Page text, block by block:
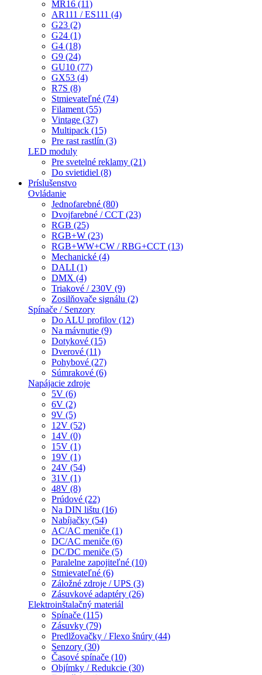
MR16 (11)
AR111 / ES111 (4)
G23 (2)
G24 (1)
G4 (18)
G9 (24)
GU10 (77)
GX53 (4)
R7S (8)
Stmievateľné (74)
Filament (55)
Vintage (37)
Multipack (15)
Pre rast rastlín (3)
LED moduly
Pre svetelné reklamy (21)
Do svietidiel (8)
Príslušenstvo
Ovládanie
Jednofarebné (80)
Dvojfarebné / CCT (23)
RGB (25)
RGB+W (23)
RGB+WW+CW / RBG+CCT (13)
Mechanické (4)
DALI (1)
DMX (4)
Triakové / 230V (9)
Zosilňovače signálu (2)
Spínače / Senzory
Do ALU profilov (12)
Na mávnutie (9)
Dotykové (15)
Dverové (11)
Pohybové (27)
Súmrakové (6)
Napájacie zdroje
5V (6)
6V (2)
9V (5)
12V (52)
14V (0)
15V (1)
19V (1)
24V (54)
31V (1)
48V (8)
Prúdové (22)
Na DIN lištu (16)
Nabíjačky (54)
AC/AC meniče (1)
DC/AC meniče (6)
DC/DC meniče (5)
Paralelne zapojiteľné (10)
Stmievateľné (6)
Záložné zdroje / UPS (3)
Zásuvkové adaptéry (26)
Elektroinštalačný materiál
Spínače (115)
Zásuvky (79)
Predlžovačky / Flexo šnúry (44)
Senzory (30)
Časové spínače (10)
Objímky / Redukcie (30)